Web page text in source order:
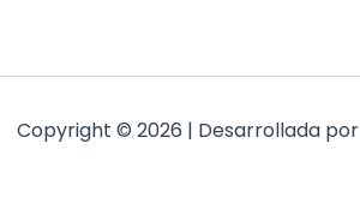
Copyright © 2026 | Desarrollada por